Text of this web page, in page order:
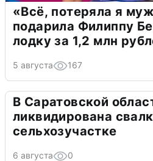
«Всё, потеряла я
подарила Филиппу
лодку за 1,2 млн
5 августа 167
В Саратовской
ликвидирована
сельхозучастке
6 августа 0